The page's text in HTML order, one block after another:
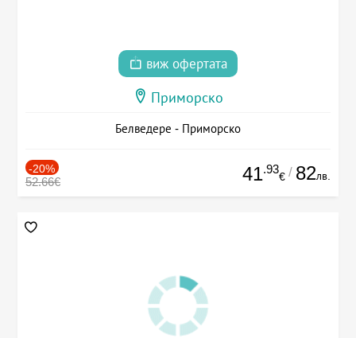
виж офертата
Приморско
Белведере - Приморско
-20%
52.66€ 41.93
€ / 82лв.